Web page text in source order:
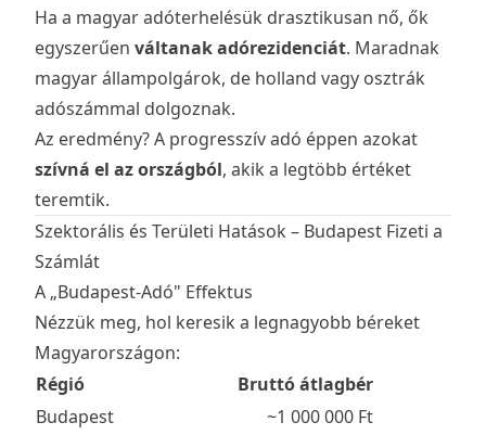
Ha a magyar adóterhelésük drasztikusan nő, ők
egyszerűen váltanak adórezidenciát. Maradnak
magyar állampolgárok, de holland vagy osztrák
adószámmal dolgoznak.
Az eredmény? A progresszív adó éppen azokat
szívná el az országból, akik a legtöbb értéket
teremtik.
Szektorális és Területi Hatások – Budapest Fizeti a
Számlát
A „Budapest-Adó" Effektus
Nézzük meg, hol keresik a legnagyobb béreket
Magyarországon:
Régió
Bruttó átlagbér
Budapest
~1 000 000 Ft